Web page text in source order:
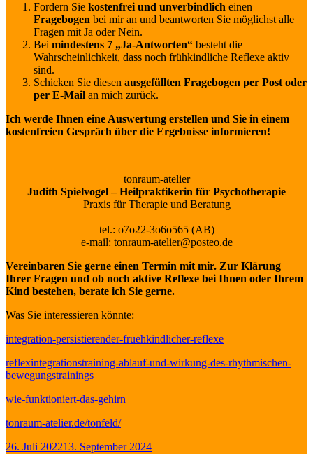
Fordern Sie kostenfrei und unverbindlich einen
Fragebogen bei mir an und beantworten Sie möglichst alle
Fragen mit Ja oder Nein.
Bei mindestens 7 „Ja-Antworten“ besteht die
Wahrscheinlichkeit, dass noch frühkindliche Reflexe aktiv
sind.
Schicken Sie diesen ausgefüllten Fragebogen per Post oder
per E-Mail an mich zurück.
Ich werde Ihnen eine Auswertung erstellen und Sie in einem
kostenfreien Gespräch über die Ergebnisse informieren!
tonraum-atelier
Judith Spielvogel – Heilpraktikerin für Psychotherapie
Praxis für Therapie und Beratung
tel.: o7o22-3o6o565 (AB)
e-mail: tonraum-atelier@posteo.de
Vereinbaren Sie gerne einen Termin mit mir. Zur Klärung
Ihrer Fragen und ob noch aktive Reflexe bei Ihnen oder Ihrem
Kind bestehen, berate ich Sie gerne.
Was Sie interessieren könnte:
integration-persistierender-fruehkindlicher-reflexe
reflexintegrationstraining-ablauf-und-wirkung-des-rhythmischen-
bewegungstrainings
wie-funktioniert-das-gehirn
tonraum-atelier.de/tonfeld/
Veröffentlicht
26. Juli 202213. September 2024